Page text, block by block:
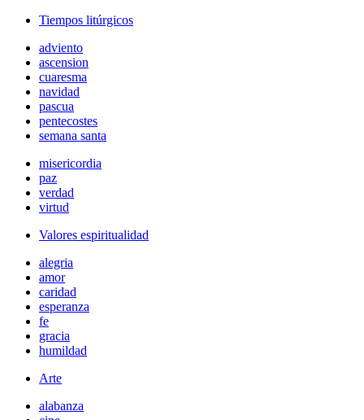
Tiempos litúrgicos
adviento
ascension
cuaresma
navidad
pascua
pentecostes
semana santa
misericordia
paz
verdad
virtud
Valores espiritualidad
alegria
amor
caridad
esperanza
fe
gracia
humildad
Arte
alabanza